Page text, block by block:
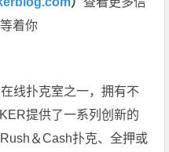
着你
线扑克室之一，拥有不
提供了一系列创新的
＆Cash扑克、全押或